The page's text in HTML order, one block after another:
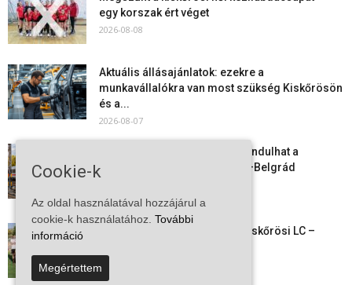
egy korszak ért véget
2026-08-08
Aktuális állásajánlatok: ezekre a
munkavállalókra van most szükség Kiskőrösön
és a...
2026-08-07
Vitézy Dávid: már ősszel újraindulhat a
személyszállítás a Budapest–Belgrád
2026-08-06
Megkezdte a felkészülést a Kiskőrösi LC –
2026-08-06
Cookie-k
Az oldal használatával hozzájárul a
cookie-k használatához. További
információ
Megértettem